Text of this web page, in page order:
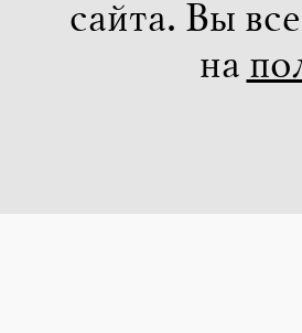
сайта. Вы
на